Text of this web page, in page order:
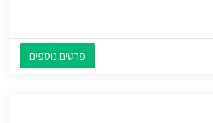
פרטים נוספים